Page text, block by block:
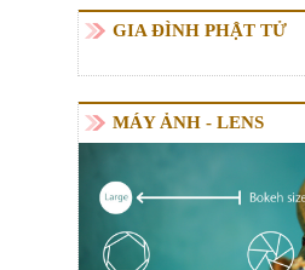
GIA ĐÌNH PHẬT TỬ
MÁY ẢNH - LENS